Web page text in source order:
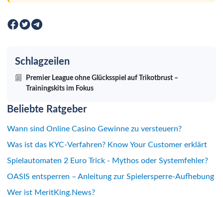
Schlagzeilen
Premier League ohne Glücksspiel auf Trikotbrust –
Trainingskits im Fokus
Beliebte Ratgeber
Wann sind Online Casino Gewinne zu versteuern?
Was ist das KYC-Verfahren? Know Your Customer erklärt
Spielautomaten 2 Euro Trick - Mythos oder Systemfehler?
OASIS entsperren – Anleitung zur Spielersperre-Aufhebung
Wer ist MeritKing.News?